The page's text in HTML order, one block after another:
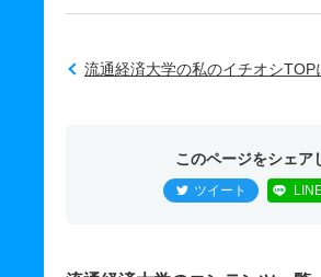
流通経済大学の私のイチオシTOP
このページをシェア
ツイート